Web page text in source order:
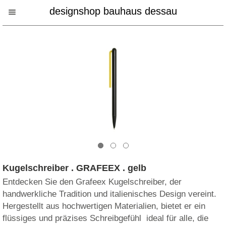
designshop bauhaus dessau
Kugelschreiber . GRAFEEX . gelb
Entdecken Sie den Grafeex Kugelschreiber, der
handwerkliche Tradition und italienisches Design vereint.
Hergestellt aus hochwertigen Materialien, bietet er ein
flüssiges und präzises Schreibgefühl  ideal für alle, die